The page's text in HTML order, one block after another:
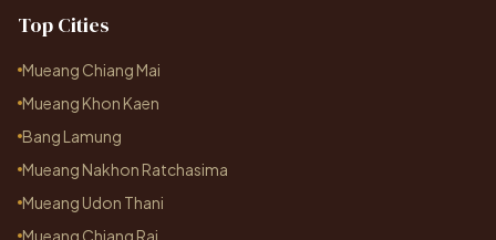
Top Cities
Mueang Chiang Mai
Mueang Khon Kaen
Bang Lamung
Mueang Nakhon Ratchasima
Mueang Udon Thani
Mueang Chiang Rai